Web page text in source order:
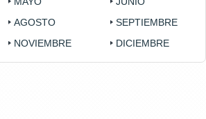
AGOSTO
SEPTIEMBRE
NOVIEMBRE DICIEMBRE